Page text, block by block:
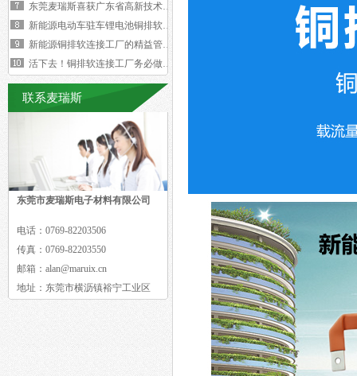
东莞麦瑞斯喜获广东省高新技术企业证书
新能源电动车驻车锂电池铜排软连接技术
新能源铜排软连接工厂的精益管理核心的
活下去！铜排软连接工厂务必做好两个大
联系麦瑞斯
东莞市麦瑞斯电子材料有限公司
电话： 0769-82203506
传真： 0769-82203550
邮箱： alan@maruix.cn
地址： 东莞市横沥镇裕宁工业区